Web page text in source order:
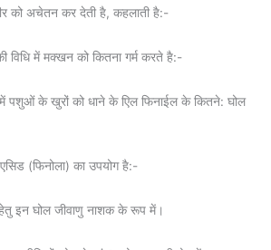
को अचेतन कर देती है, कहलाती है:-
विधि में मक्खन को कितना गर्म करते है:-
में पशुओं के खुरों को धाने के एिल फिनाईल के कितने: घोल
एसिड (फिनोला) का उपयोग है:-
इन घोल जीवाणु नाशक के रूप में।